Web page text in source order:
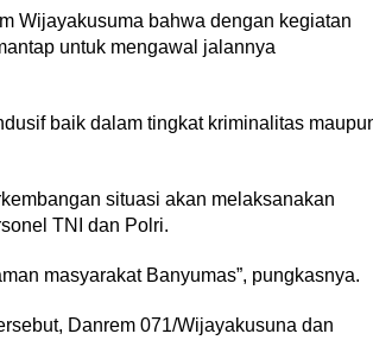
Wijayakusuma bahwa dengan kegiatan
untuk mengawal jalannya
baik dalam tingkat kriminalitas
situasi akan melaksanakan
TNI dan Polri.
masyarakat Banyumas”, pungkasnya.
Danrem 071/Wijayakusuna dan